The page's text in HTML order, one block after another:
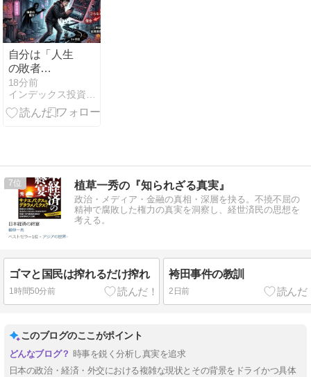
自分は「人生
の敗者
だ」！？若者
の「乗り遅れ
恐怖」と勝つ
18分前
インデックス投資でも富裕層
7 植草一秀の『知られざる真実』
政治・メディア・金融の真相・深層を抉る。不撓不屈の
精神で腐敗した権力の真実を洞察し、経世済民の思想を
考える。
ゴマと国民は搾れるだけ搾れ
1時間50分前
袴田事件の教訓
2日前
このブログのここがポイント
時事を鋭く分析し真実を追求
日本の政治・経済・外交における複雑な現状とその背景をドライかつ具体